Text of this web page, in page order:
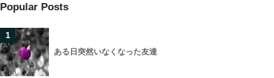
Popular Posts
1
ある日突然いなくなった友達